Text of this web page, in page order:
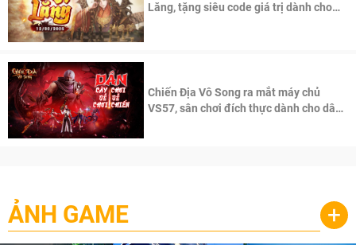
Lăng, tặng siêu code giá trị dành cho
Chiến Địa Vô Song ra mắt máy chủ
VS57, sân chơi đích thực dành cho dân
ẢNH GAME +